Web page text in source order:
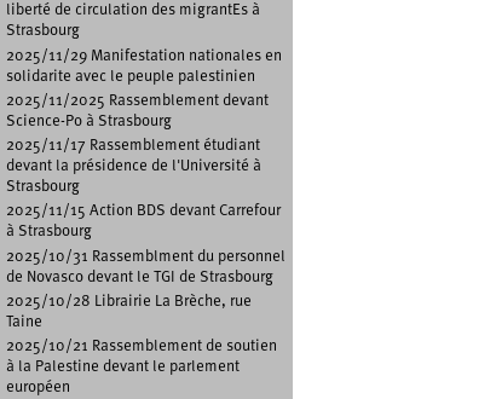
liberté de circulation des migrantEs à
Strasbourg
2025/11/29 Manifestation nationales en
solidarite avec le peuple palestinien
2025/11/2025 Rassemblement devant
Science-Po à Strasbourg
2025/11/17 Rassemblement étudiant
devant la présidence de l'Université à
Strasbourg
2025/11/15 Action BDS devant Carrefour
à Strasbourg
2025/10/31 Rassemblment du personnel
de Novasco devant le TGI de Strasbourg
2025/10/28 Librairie La Brèche, rue
Taine
2025/10/21 Rassemblement de soutien
à la Palestine devant le parlement
européen